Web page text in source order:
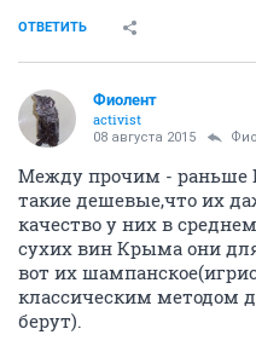
ОТВЕТИТЬ
Фиолент
activist
08 августа 2015
Между прочим - раньше
такие дешевые,что их
качество у них в
сухих вин Крыма они
вот их
классическим методом
берут).